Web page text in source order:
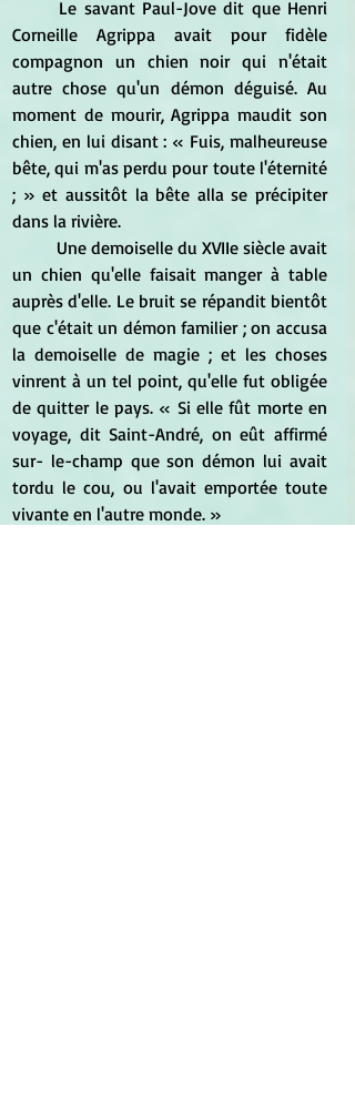
Corneille Agrippa avait pour fidèle
compagnon un chien noir qui n'était
autre chose qu'un démon déguisé. Au
moment de mourir, Agrippa maudit son
chien, en lui disant : « Fuis, malheureuse
bête, qui m'as perdu pour toute l'éternité
; » et aussitôt la bête alla se précipiter
dans la rivière.
un chien qu'elle faisait manger à table
auprès d'elle. Le bruit se répandit bientôt
que c'était un démon familier ; on accusa
la demoiselle de magie ; et les choses
vinrent à un tel point, qu'elle fut obligée
de quitter le pays. « Si elle fût morte en
voyage, dit Saint-André, on eût affirmé
sur- le-champ que son démon lui avait
tordu le cou, ou l'avait emportée toute
vivante en l'autre monde. »